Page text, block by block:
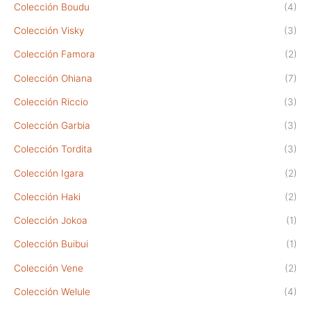
Colección Boudu (4)
Colección Visky (3)
Colección Famora (2)
Colección Ohiana (7)
Colección Riccio (3)
Colección Garbia (3)
Colección Tordita (3)
Colección Igara (2)
Colección Haki (2)
Colección Jokoa (1)
Colección Buibui (1)
Colección Vene (2)
Colección Welule (4)